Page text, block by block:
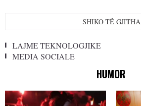
SHIKO TË GJITHA
LAJME TEKNOLOGJIKE
MEDIA SOCIALE
HUMOR